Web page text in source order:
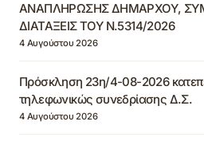
ΑΝΑΠΛΗΡΩΣΗΣ ΔΗΜΑΡΧΟΥ,
ΔΙΑΤΑΞΕΙΣ ΤΟΥ Ν.5314/2026
4 Αυγούστου 2026
Πρόσκληση 23η/4-08-2026
τηλεφωνικώς συνεδρίασης Δ.Σ.
4 Αυγούστου 2026